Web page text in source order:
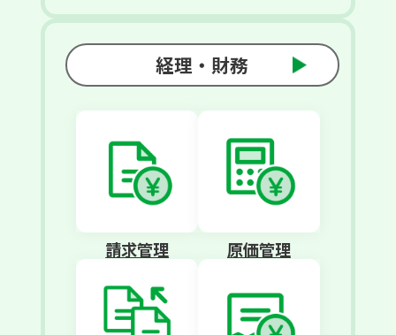
経理・財務
請求管理 原価管理